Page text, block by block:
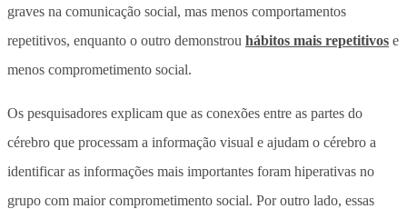
graves na comunicação social, mas menos comportamentos
repetitivos, enquanto o outro demonstrou hábitos mais repetitivos e
menos comprometimento social.
Os pesquisadores explicam que as conexões entre as partes do
cérebro que processam a informação visual e ajudam o cérebro a
identificar as informações mais importantes foram hiperativas no
grupo com maior comprometimento social. Por outro lado, essas